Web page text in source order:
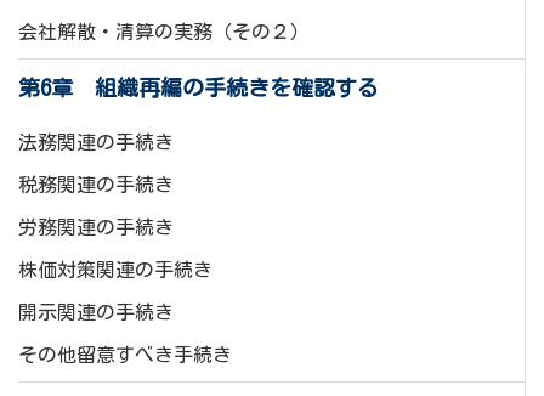
会社解散・清算の実務（その２）
第6章 組織再編の手続きを確認する
法務関連の手続き
税務関連の手続き
労務関連の手続き
株価対策関連の手続き
開示関連の手続き
その他留意すべき手続き